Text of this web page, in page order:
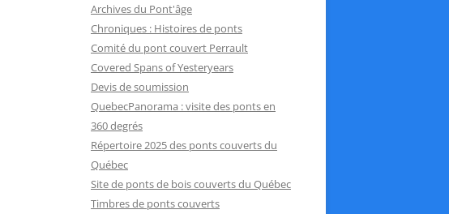
Archives du Pont'âge
Chroniques : Histoires de ponts
Comité du pont couvert Perrault
Covered Spans of Yesteryears
Devis de soumission
QuebecPanorama : visite des ponts en
360 degrés
Répertoire 2025 des ponts couverts du
Québec
Site de ponts de bois couverts du Québec
Timbres de ponts couverts